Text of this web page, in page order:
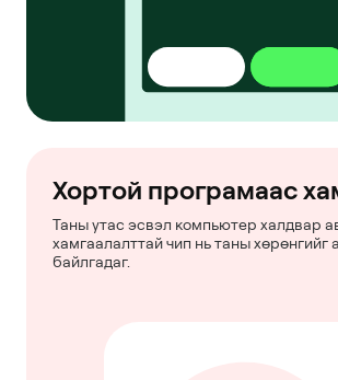
Хортой програмаас
Таны утас эсвэл компьютер халдвар
хамгаалалттай чип нь таны хөрөнгийг
байлгадаг.